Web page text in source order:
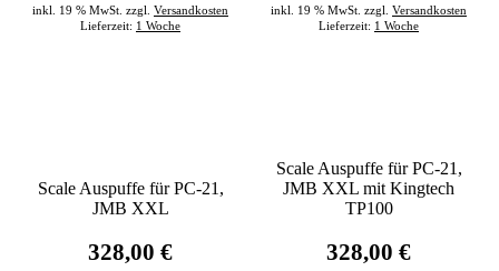
inkl. 19 % MwSt. zzgl. Versandkosten
Lieferzeit: 1 Woche
inkl. 19 % MwSt. zzgl. Versandkosten
Lieferzeit: 1 Woche
Scale Auspuffe für PC-21,
JMB XXL
328,00 €
Scale Auspuffe für PC-21,
JMB XXL mit Kingtech
TP100
328,00 €